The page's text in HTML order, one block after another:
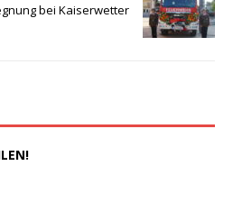
bei Kaiserwetter